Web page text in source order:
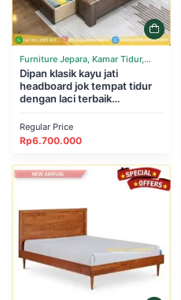
Furniture Jepara, Kamar Tidur,
Tempat Tidur
Dipan klasik kayu jati
headboard jok tempat tidur
dengan laci terbaik
Regular Price
Rp6.700.000